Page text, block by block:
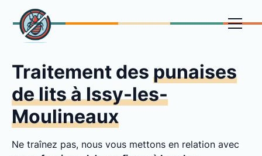
Traitement des punaises
de lits à Issy-les-
Moulineaux
Ne traînez pas, nous vous mettons en relation avec